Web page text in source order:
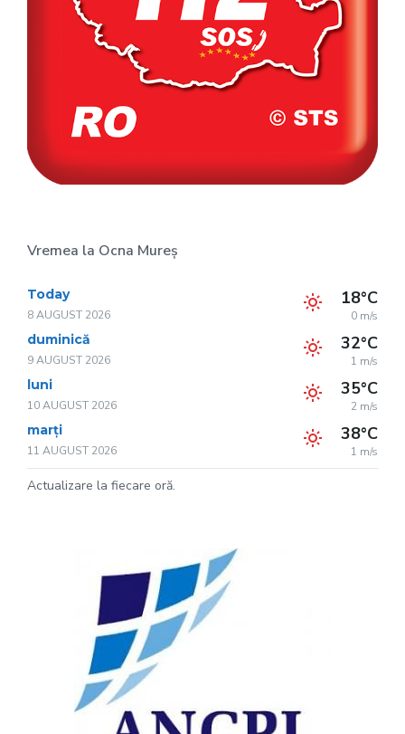
Vremea la Ocna Mureș
Today
8 AUGUST 2026
18°C
0 m/s
duminică
9 AUGUST 2026
32°C
1 m/s
luni
10 AUGUST 2026
35°C
2 m/s
marți
11 AUGUST 2026
38°C
1 m/s
Actualizare la fiecare oră.